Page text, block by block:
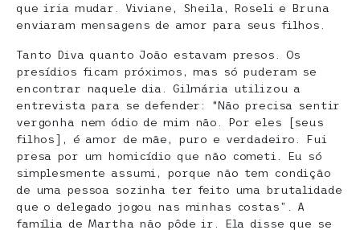
que iria mudar. Viviane, Sheila, Roseli e Bruna
enviaram mensagens de amor para seus filhos.
Tanto Diva quanto João estavam presos. Os
presídios ficam próximos, mas só puderam se
encontrar naquele dia. Gilmária utilizou a
entrevista para se defender: “Não precisa sentir
vergonha nem ódio de mim não. Por eles [seus
filhos], é amor de mãe, puro e verdadeiro. Fui
presa por um homicídio que não cometi. Eu só
simplesmente assumi, porque não tem condição
de uma pessoa sozinha ter feito uma brutalidade
que o delegado jogou nas minhas costas”. A
família de Martha não pôde ir. Ela disse que se